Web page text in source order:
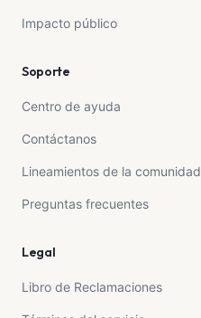
Impacto público
Soporte
Centro de ayuda
Contáctanos
Lineamientos de la comunidad
Preguntas frecuentes
Legal
Libro de Reclamaciones